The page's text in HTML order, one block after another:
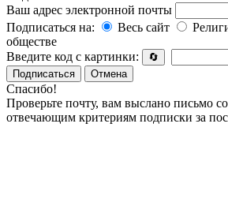
Ваш адрес электронной почты
Подписаться на:
Весь сайт
обществе
Введите код с картинки:
🔄
Подписаться
Отмена
Спасибо!
Проверьте почту, вам выслано письмо
отвечающим критериям подписки за